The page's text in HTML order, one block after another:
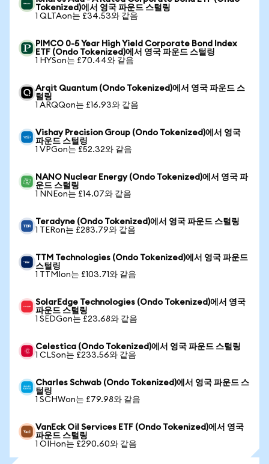
Tokenized)에서 영국 파운드 스털링
1 QLTAon는 £34.53와 같음
PIMCO 0-5 Year High Yield Corporate Bond Index
ETF (Ondo Tokenized)에서 영국 파운드 스털링
1 HYSon는 £70.44와 같음
Arqit Quantum (Ondo Tokenized)에서 영국 파운드 스
털링
1 ARQQon는 £16.93와 같음
Vishay Precision Group (Ondo Tokenized)에서 영국
파운드 스털링
1 VPGon는 £52.32와 같음
NANO Nuclear Energy (Ondo Tokenized)에서 영국 파
운드 스털링
1 NNEon는 £14.07와 같음
Teradyne (Ondo Tokenized)에서 영국 파운드 스털링
1 TERon는 £283.79와 같음
TTM Technologies (Ondo Tokenized)에서 영국 파운드
스털링
1 TTMIon는 £103.71와 같음
SolarEdge Technologies (Ondo Tokenized)에서 영국
파운드 스털링
1 SEDGon는 £23.68와 같음
Celestica (Ondo Tokenized)에서 영국 파운드 스털링
1 CLSon는 £233.56와 같음
Charles Schwab (Ondo Tokenized)에서 영국 파운드 스
털링
1 SCHWon는 £79.98와 같음
VanEck Oil Services ETF (Ondo Tokenized)에서 영국
파운드 스털링
1 OIHon는 £290.60와 같음